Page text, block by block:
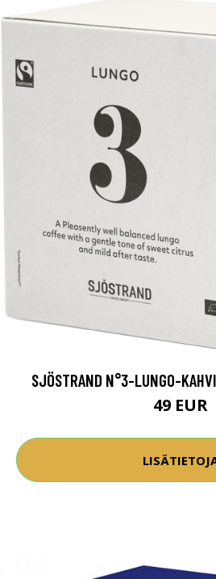
SJÖSTRAND N°3-LUNGO-
49 EUR